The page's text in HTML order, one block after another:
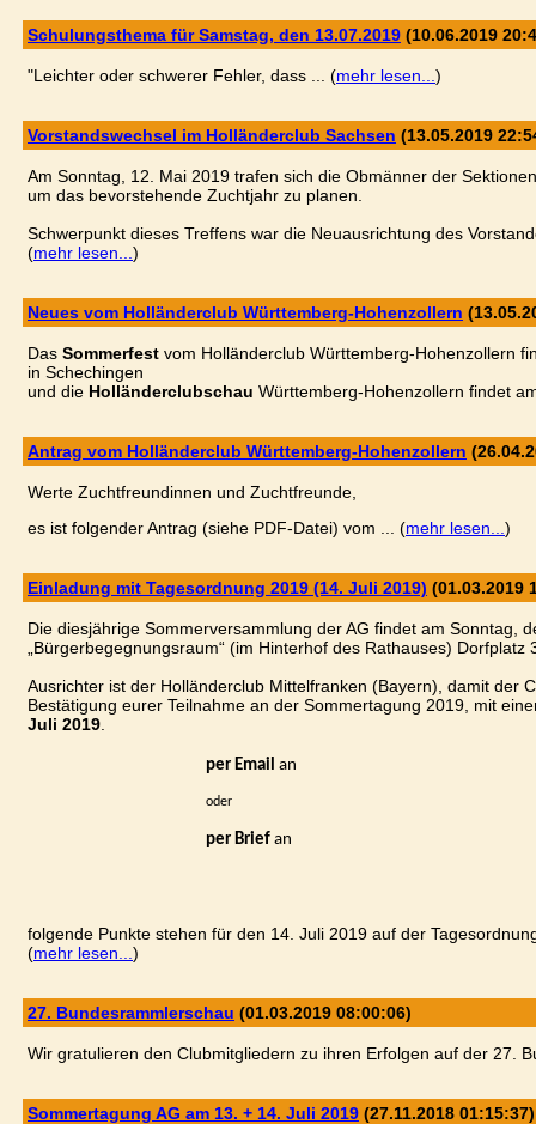
Schulungsthema für Samstag, den 13.07.2019 (10.06.2019
"Leichter oder schwerer Fehler, dass ... (mehr lesen... )
Vorstandswechsel im Holländerclub Sachsen (13.05.2019
Am Sonntag, 12. Mai 2019 trafen sich die Obmänner der
um das bevorstehende Zuchtjahr zu planen.
Schwerpunkt dieses Treffens war die Neuausrichtung des
(mehr lesen... )
Neues vom Holländerclub Württemberg-Hohenzollern
Das Sommerfest vom Holländerclub Württemberg-Hohenzollern
in Schechingen
und die Holländerclubschau Württemberg-Hohenzollern findet
Antrag vom Holländerclub Württemberg-Hohenzollern
Werte Zuchtfreundinnen und Zuchtfreunde,
es ist folgender Antrag (siehe PDF-Datei) vom ... (mehr lesen... )
Einladung mit Tagesordnung 2019 (14. Juli 2019) (01.03.2019
Die diesjährige Sommerversammlung der AG findet am Sonntag,
„Bürgerbegegnungsraum“ (im Hinterhof des Rathauses)
Ausrichter ist der Holländerclub Mittelfranken (Bayern), damit der
Bestätigung eurer Teilnahme an der Sommertagung 2019, mit
Juli 2019
per Email an
oder
per Briefan
folgende Punkte stehen für den 14. Juli 2019 auf der
(mehr lesen... )
27. Bundesrammlerschau (01.03.2019 08:00:06)
Wir gratulieren den Clubmitgliedern zu ihren Erfolgen auf der 27.
Sommertagung AG am 13. + 14. Juli 2019 (27.11.2018 01:15:37)